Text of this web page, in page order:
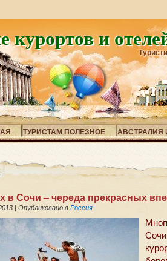
курортов и
ТУРИСТАМ ПОЛЕЗНОЕ АВСТРАЛИЯ
в Сочи – череда прекрасных
| Опубликовано в Россия